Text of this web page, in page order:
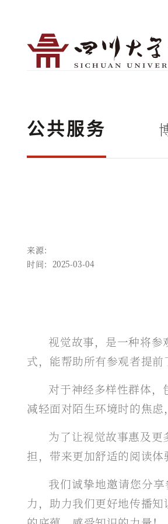
公共服务
来源：
时间：2025-03-04
视觉故事，是一种将
式，能帮助所有参观者提
对于神经多样性群体，
减轻面对陌生环境时的焦虑
为了让视觉故事惠及
担，带来更加舒适的阅读体
我们诚挚地邀请您分
力，助力我们更好地传播